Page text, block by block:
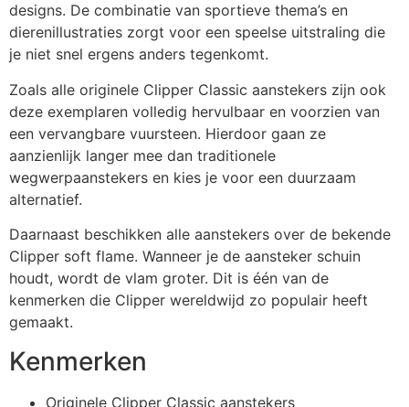
designs. De combinatie van sportieve thema’s en
dierenillustraties zorgt voor een speelse uitstraling die
je niet snel ergens anders tegenkomt.
Zoals alle originele Clipper Classic aanstekers zijn ook
deze exemplaren volledig hervulbaar en voorzien van
een vervangbare vuursteen. Hierdoor gaan ze
aanzienlijk langer mee dan traditionele
wegwerpaanstekers en kies je voor een duurzaam
alternatief.
Daarnaast beschikken alle aanstekers over de bekende
Clipper soft flame. Wanneer je de aansteker schuin
houdt, wordt de vlam groter. Dit is één van de
kenmerken die Clipper wereldwijd zo populair heeft
gemaakt.
Kenmerken
Originele Clipper Classic aanstekers